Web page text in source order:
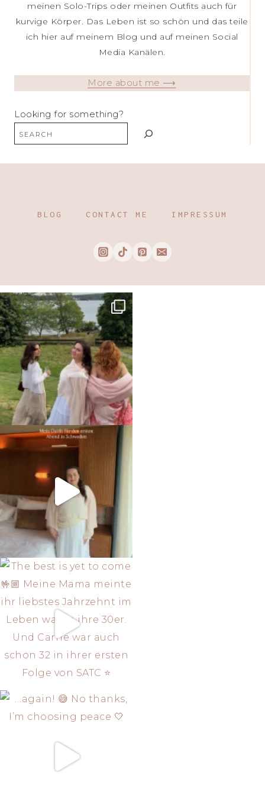
meinen Solo-Trips oder meinen Outfits auch für
kurvige Körper. Das Leben ist so schön und das teile
ich hier auf meinem Blog und auf meinen Social
Media Kanälen.
More about me ⟶
Looking for something?
BLOG CONTACT ME IMPRESSUM